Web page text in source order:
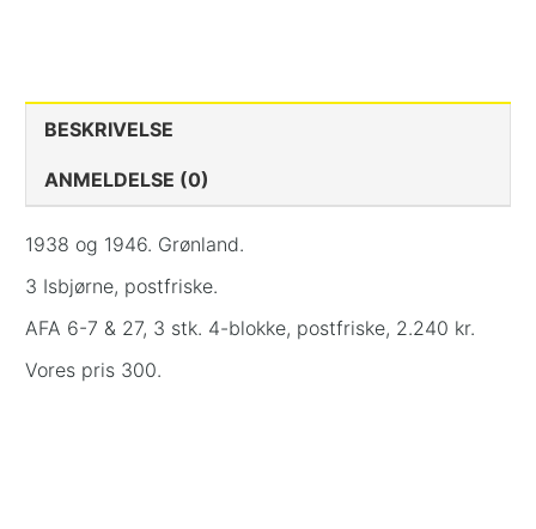
BESKRIVELSE
ANMELDELSE (0)
1938 og 1946. Grønland.
3 Isbjørne, postfriske.
AFA 6-7 & 27, 3 stk. 4-blokke, postfriske, 2.240 kr.
Vores pris 300.